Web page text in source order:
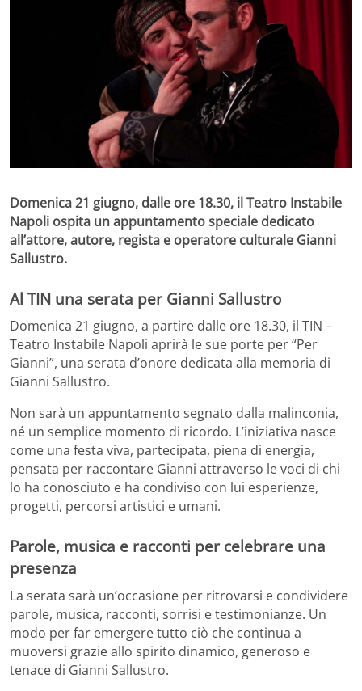
Domenica 21 giugno, dalle ore 18.30, il Teatro Instabile
Napoli ospita un appuntamento speciale dedicato
all’attore, autore, regista e operatore culturale Gianni
Sallustro.
Al TIN una serata per Gianni Sallustro
Domenica 21 giugno, a partire dalle ore 18.30, il TIN –
Teatro Instabile Napoli aprirà le sue porte per “Per
Gianni”, una serata d’onore dedicata alla memoria di
Gianni Sallustro.
Non sarà un appuntamento segnato dalla malinconia,
né un semplice momento di ricordo. L’iniziativa nasce
come una festa viva, partecipata, piena di energia,
pensata per raccontare Gianni attraverso le voci di chi
lo ha conosciuto e ha condiviso con lui esperienze,
progetti, percorsi artistici e umani.
Parole, musica e racconti per celebrare una
presenza
La serata sarà un’occasione per ritrovarsi e condividere
parole, musica, racconti, sorrisi e testimonianze. Un
modo per far emergere tutto ciò che continua a
muoversi grazie allo spirito dinamico, generoso e
tenace di Gianni Sallustro.